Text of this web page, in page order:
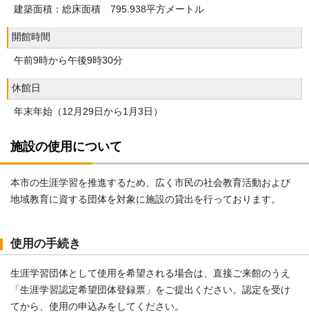
建築面積：総床面積 795.938平方メートル
開館時間
午前9時から午後9時30分
休館日
年末年始（12月29日から1月3日）
施設の使用について
本市の生涯学習を推進するため、広く市民の社会教育活動および
地域教育に資する団体を対象に施設の貸出を行っております。
使用の手続き
生涯学習団体として使用を希望される場合は、直接ご来館のうえ
「生涯学習認定希望団体登録票」をご提出ください。認定を受け
てから、使用の申込みをしてください。